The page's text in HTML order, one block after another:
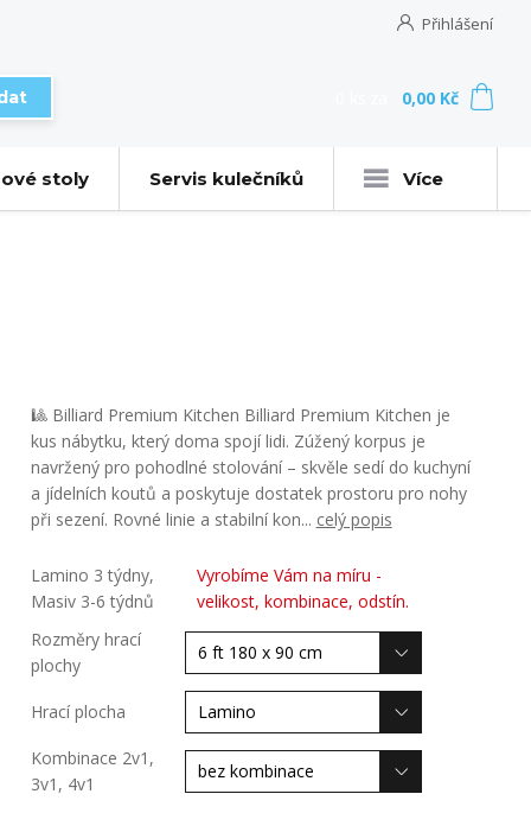
Přihlášení
0,00 Kč
stoly Servis kulečníků Více
🎱 Billiard Premium Kitchen Billiard Premium Kitchen je
kus nábytku, který doma spojí lidi. Zúžený korpus je
navržený pro pohodlné stolování – skvěle sedí do kuchyní
a jídelních koutů a poskytuje dostatek prostoru pro nohy
při sezení. Rovné linie a stabilní kon... celý popis
Lamino 3 týdny,
Masiv 3-6 týdnů
Vyrobíme Vám na míru -
velikost, kombinace, odstín.
Rozměry hrací
plochy
Hrací plocha
Kombinace 2v1,
3v1, 4v1